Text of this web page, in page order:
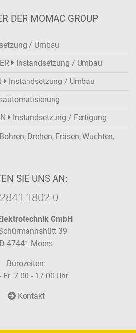
DER MOMAC GROUP
/ Umbau
Instandsetzung / Umbau
Instandsetzung / Umbau
Instandsetzung / Fertigung
Bohren, Drehen, Fräsen, Wuchten,
SIE UNS AN:
0
GmbH
39
D-47441 Moers
Bürozeiten:
Fr. 7.00 - 17.00 Uhr
Kontakt